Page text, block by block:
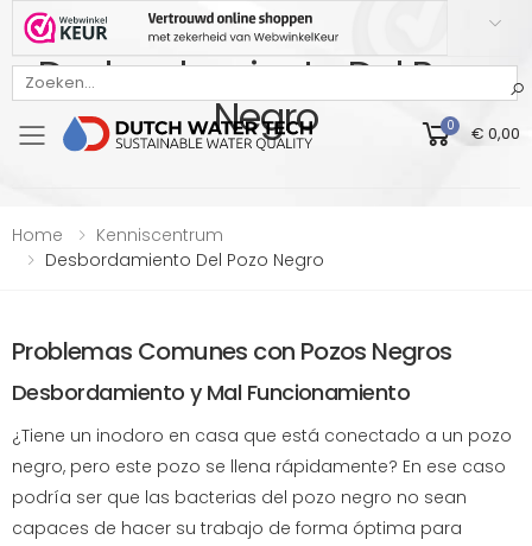
Bekijk onze Webwinkelkeur beoordeling
Toggle mobile menu
0 € 0,00
Desbordamiento Del Pozo
Negro
Home
Kenniscentrum
Desbordamiento Del Pozo Negro
Problemas Comunes con Pozos Negros
Desbordamiento y Mal Funcionamiento
¿Tiene un inodoro en casa que está conectado a un pozo
negro, pero este pozo se llena rápidamente? En ese caso
podría ser que las bacterias del pozo negro no sean
capaces de hacer su trabajo de forma óptima para